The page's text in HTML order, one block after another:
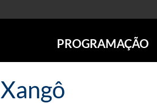
PROGRAMAÇÃO